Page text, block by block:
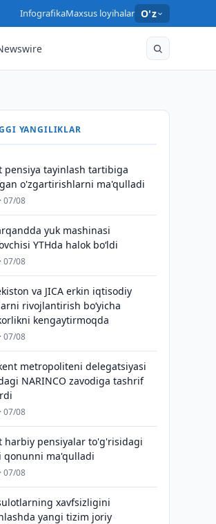
InfografikaMaxsus loyihalar O'z
YANGILIKLAR
pensiya tayinlash tartibiga
o'zgartirishlarni ma'qulladi
07/08
yuk mashinasi
YTHda halok bo‘ldi
07/08
va JICA erkin iqtisodiy
rivojlantirish boʻyicha
kengaytirmoqda
07/08
metropoliteni delegatsiyasi
NARINCO zavodiga tashrif
07/08
harbiy pensiyalar to'g'risidagi
qonunni ma'qulladi
07/08
xavfsizligini
yangi tizim joriy